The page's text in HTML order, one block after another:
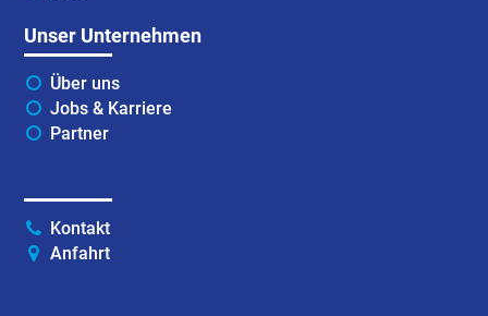
Unser Unternehmen
Über uns
Jobs & Karriere
Partner
Kontakt
Anfahrt